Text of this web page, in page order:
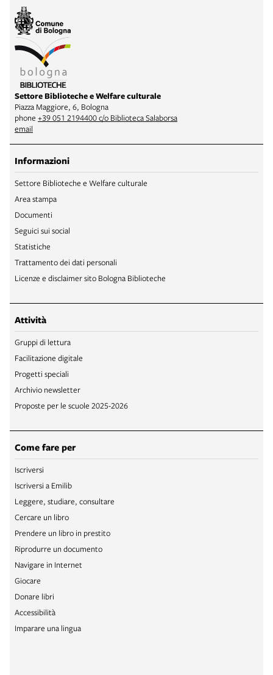
Settore Biblioteche e Welfare culturale
Piazza Maggiore, 6, Bologna
phone +39 051 2194400 c/o Biblioteca Salaborsa
email
Informazioni
Settore Biblioteche e Welfare culturale
Area stampa
Documenti
Seguici sui social
Statistiche
Trattamento dei dati personali
Licenze e disclaimer sito Bologna Biblioteche
Attività
Gruppi di lettura
Facilitazione digitale
Progetti speciali
Archivio newsletter
Proposte per le scuole 2025-2026
Come fare per
Iscriversi
Iscriversi a Emilib
Leggere, studiare, consultare
Cercare un libro
Prendere un libro in prestito
Riprodurre un documento
Navigare in Internet
Giocare
Donare libri
Accessibilità
Imparare una lingua